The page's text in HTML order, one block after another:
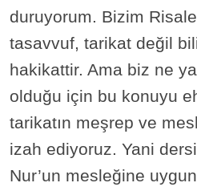
duruyorum. Bizim
tasavvuf, tarikat değil
hakikattir. Ama biz ne
olduğu için bu konuyu
tarikatın meşrep ve
izah ediyoruz. Yani
Nur’un mesleğine